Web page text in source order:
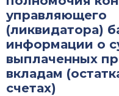
управляющего
(ликвидатора)
информации о
выплаченных
вкладам
счетах)